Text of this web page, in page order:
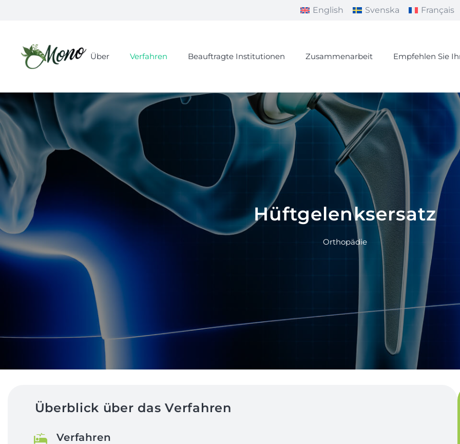
English Svenska Français
Über Verfahren Beauftragte Institutionen Zusammenarbeit Empfehlen Sie
Hüftgelenksersatz
Orthopädie
Überblick über das Verfahren
Verfahren